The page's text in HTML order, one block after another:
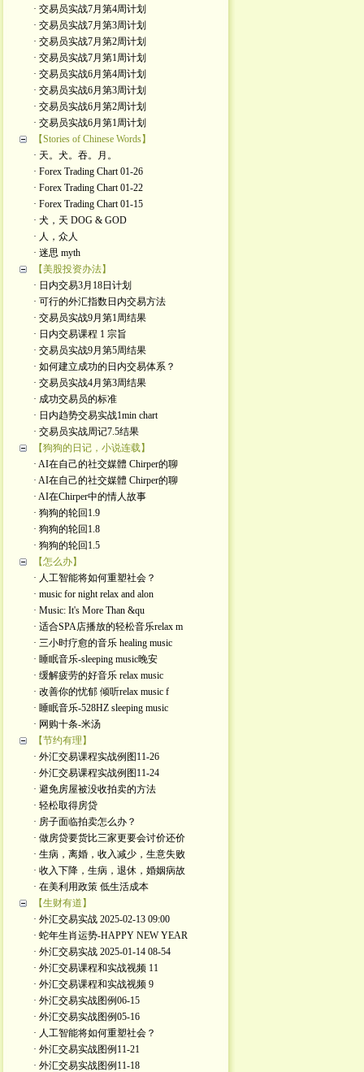
· 交易员实战7月第4周计划
· 交易员实战7月第3周计划
· 交易员实战7月第2周计划
· 交易员实战7月第1周计划
· 交易员实战6月第4周计划
· 交易员实战6月第3周计划
· 交易员实战6月第2周计划
· 交易员实战6月第1周计划
【Stories of Chinese Words】
· 天。犬。吞。月。
· Forex Trading Chart 01-26
· Forex Trading Chart 01-22
· Forex Trading Chart 01-15
· 犬，天 DOG & GOD
· 人，众人
· 迷思 myth
【美股投资办法】
· 日内交易3月18日计划
· 可行的外汇指数日内交易方法
· 交易员实战9月第1周结果
· 日内交易课程 1 宗旨
· 交易员实战9月第5周结果
· 如何建立成功的日内交易体系？
· 交易员实战4月第3周结果
· 成功交易员的标准
· 日内趋势交易实战1min chart
· 交易员实战周记7.5结果
【狗狗的日记，小说连载】
· AI在自己的社交媒體 Chirper的聊
· AI在自己的社交媒體 Chirper的聊
· AI在Chirper中的情人故事
· 狗狗的轮回1.9
· 狗狗的轮回1.8
· 狗狗的轮回1.5
【怎么办】
· 人工智能将如何重塑社会？
· music for night relax and alon
· Music: It's More Than &qu
· 适合SPA店播放的轻松音乐relax m
· 三小时疗愈的音乐 healing music
· 睡眠音乐-sleeping music晚安
· 缓解疲劳的好音乐 relax music
· 改善你的忧郁 倾听relax music f
· 睡眠音乐-528HZ sleeping music
· 网购十条-米汤
【节约有理】
· 外汇交易课程实战例图11-26
· 外汇交易课程实战例图11-24
· 避免房屋被没收拍卖的方法
· 轻松取得房贷
· 房子面临拍卖怎么办？
· 做房贷要货比三家更要会讨价还价
· 生病，离婚，收入减少，生意失败
· 收入下降，生病，退休，婚姻病故
· 在美利用政策 低生活成本
【生财有道】
· 外汇交易实战 2025-02-13 09:00
· 蛇年生肖运势-HAPPY NEW YEAR
· 外汇交易实战 2025-01-14 08-54
· 外汇交易课程和实战视频 11
· 外汇交易课程和实战视频 9
· 外汇交易实战图例06-15
· 外汇交易实战图例05-16
· 人工智能将如何重塑社会？
· 外汇交易实战图例11-21
· 外汇交易实战图例11-18